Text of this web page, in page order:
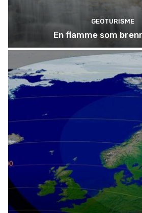
GEOTURISME
En flamme som